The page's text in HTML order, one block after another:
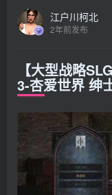
江户川柯北
2年前发布
【大型战略
3-杏爱世界 绅